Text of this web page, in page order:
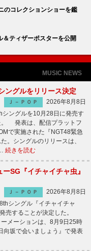
のコレクションショーを鑑
ティザーポスターを公開
MUSIC NEWS
ングルをリリース決定
Ｊ－ＰＯＰ
2026年8月8日
ングルを10月28日に発売す
。 発表は、配信プラットフ
で実施された『NGT48緊急
。シングルのリリースは、
続きを読む
SG『イチャイチャ虫』
Ｊ－ＰＯＰ
2026年8月8日
シングル『イチャイチャ
売することが決定した。
メーションは、8月9日25時
向坂で会いましょう』で発表